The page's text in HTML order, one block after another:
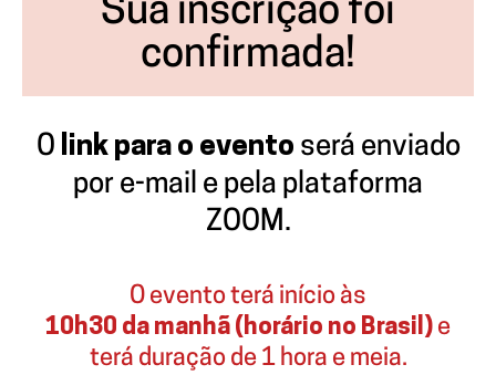
Sua inscrição foi
confirmada!
O link para o evento será enviado
por e-mail e pela plataforma
ZOOM.
O evento terá início às
10h30 da manhã (horário no Brasil) e
terá duração de 1 hora e meia.